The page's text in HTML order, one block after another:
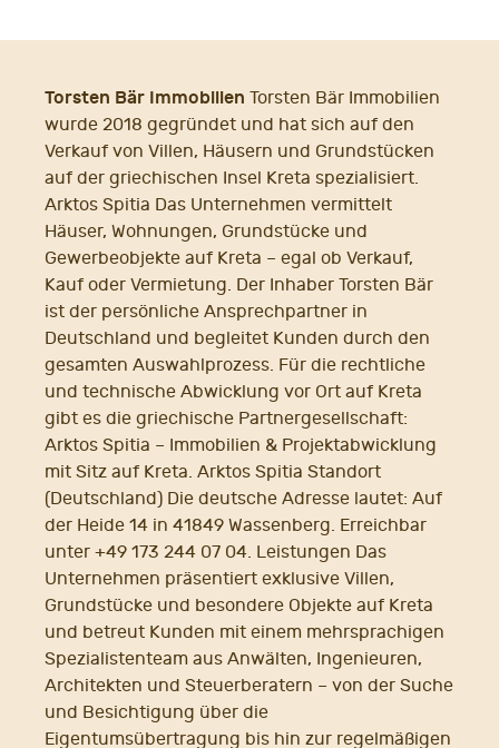
Torsten Bär Immobilien Torsten Bär Immobilien
wurde 2018 gegründet und hat sich auf den
Verkauf von Villen, Häusern und Grundstücken
auf der griechischen Insel Kreta spezialisiert.
Arktos Spitia Das Unternehmen vermittelt
Häuser, Wohnungen, Grundstücke und
Gewerbeobjekte auf Kreta – egal ob Verkauf,
Kauf oder Vermietung. Der Inhaber Torsten Bär
ist der persönliche Ansprechpartner in
Deutschland und begleitet Kunden durch den
gesamten Auswahlprozess. Für die rechtliche
und technische Abwicklung vor Ort auf Kreta
gibt es die griechische Partnergesellschaft:
Arktos Spitia – Immobilien & Projektabwicklung
mit Sitz auf Kreta. Arktos Spitia Standort
(Deutschland) Die deutsche Adresse lautet: Auf
der Heide 14 in 41849 Wassenberg. Erreichbar
unter +49 173 244 07 04. Leistungen Das
Unternehmen präsentiert exklusive Villen,
Grundstücke und besondere Objekte auf Kreta
und betreut Kunden mit einem mehrsprachigen
Spezialistenteam aus Anwälten, Ingenieuren,
Architekten und Steuerberatern – von der Suche
und Besichtigung über die
Eigentumsübertragung bis hin zur regelmäßigen